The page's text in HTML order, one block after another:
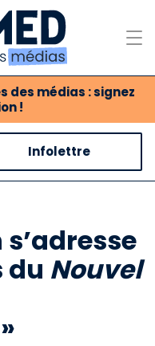
des médias : signez
!
médias
Infolettre
du Nouvel